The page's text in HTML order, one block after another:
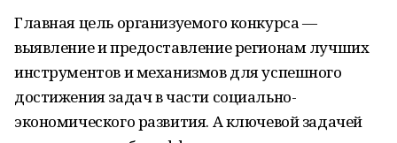
Главная цель организуемого конкурса —
выявление и предоставление регионам лучших
инструментов и механизмов для успешного
достижения задач в части социально-
экономического развития. А ключевой задачей